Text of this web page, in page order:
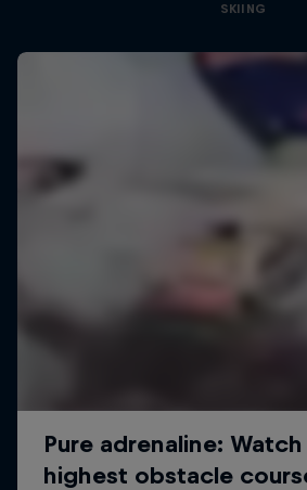
SKIING